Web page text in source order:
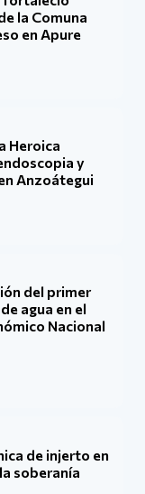
la Comuna
en Apure
Heroica
y
Anzoátegui
del primer
agua en el
Nacional
de injerto en
soberanía